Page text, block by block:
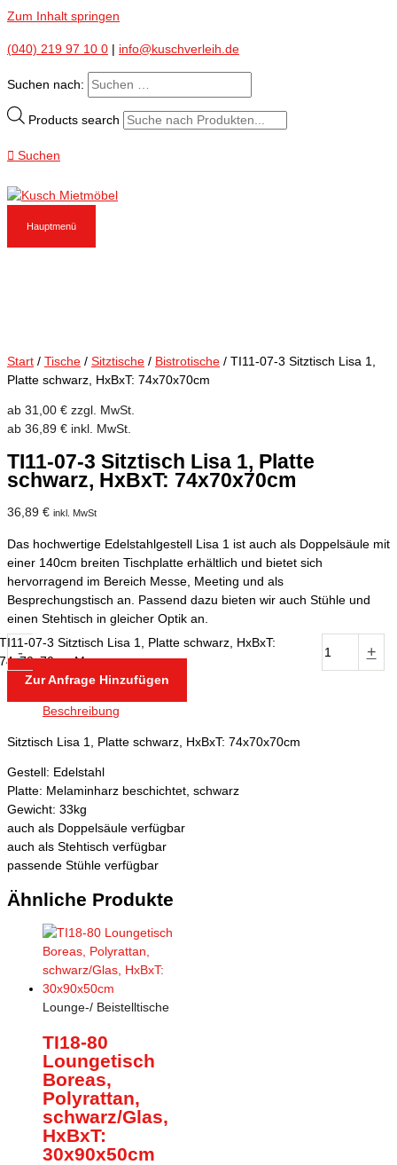
Zum Inhalt springen
(040) 219 97 10 0 info@kuschverleih.de
Suchen nach:
Products search
Suchen
Hauptmenü
Start / Tische / Sitztische / Bistrotische / TI11-07-3 Sitztisch Lisa 1,
Platte schwarz, HxBxT: 74x70x70cm
ab 31,00 € zzgl. MwSt.
ab 36,89 € inkl. MwSt.
TI11-07-3 Sitztisch Lisa 1, Platte
schwarz, HxBxT: 74x70x70cm
36,89 € inkl. MwSt
Das hochwertige Edelstahlgestell Lisa 1 ist auch als Doppelsäule mit
einer 140cm breiten Tischplatte erhältlich und bietet sich
hervorragend im Bereich Messe, Meeting und als
Besprechungstisch an. Passend dazu bieten wir auch Stühle und
einen Stehtisch in gleicher Optik an.
- 07-3 Sitztisch Lisa 1, Platte schwarz, HxBxT:
Menge
+
Zur Anfrage Hinzufügen
Beschreibung
Sitztisch Lisa 1, Platte schwarz, HxBxT: 74x70x70cm
Gestell: Edelstahl
Platte: Melaminharz beschichtet, schwarz
Gewicht: 33kg
auch als Doppelsäule verfügbar
auch als Stehtisch verfügbar
passende Stühle verfügbar
Ähnliche Produkte
Lounge-/ Beistelltische
TI18-80
Loungetisch
Boreas,
Polyrattan,
schwarz/Glas,
HxBxT:
30x90x50cm